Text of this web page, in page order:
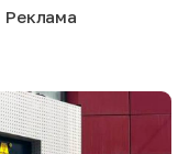
Реклама